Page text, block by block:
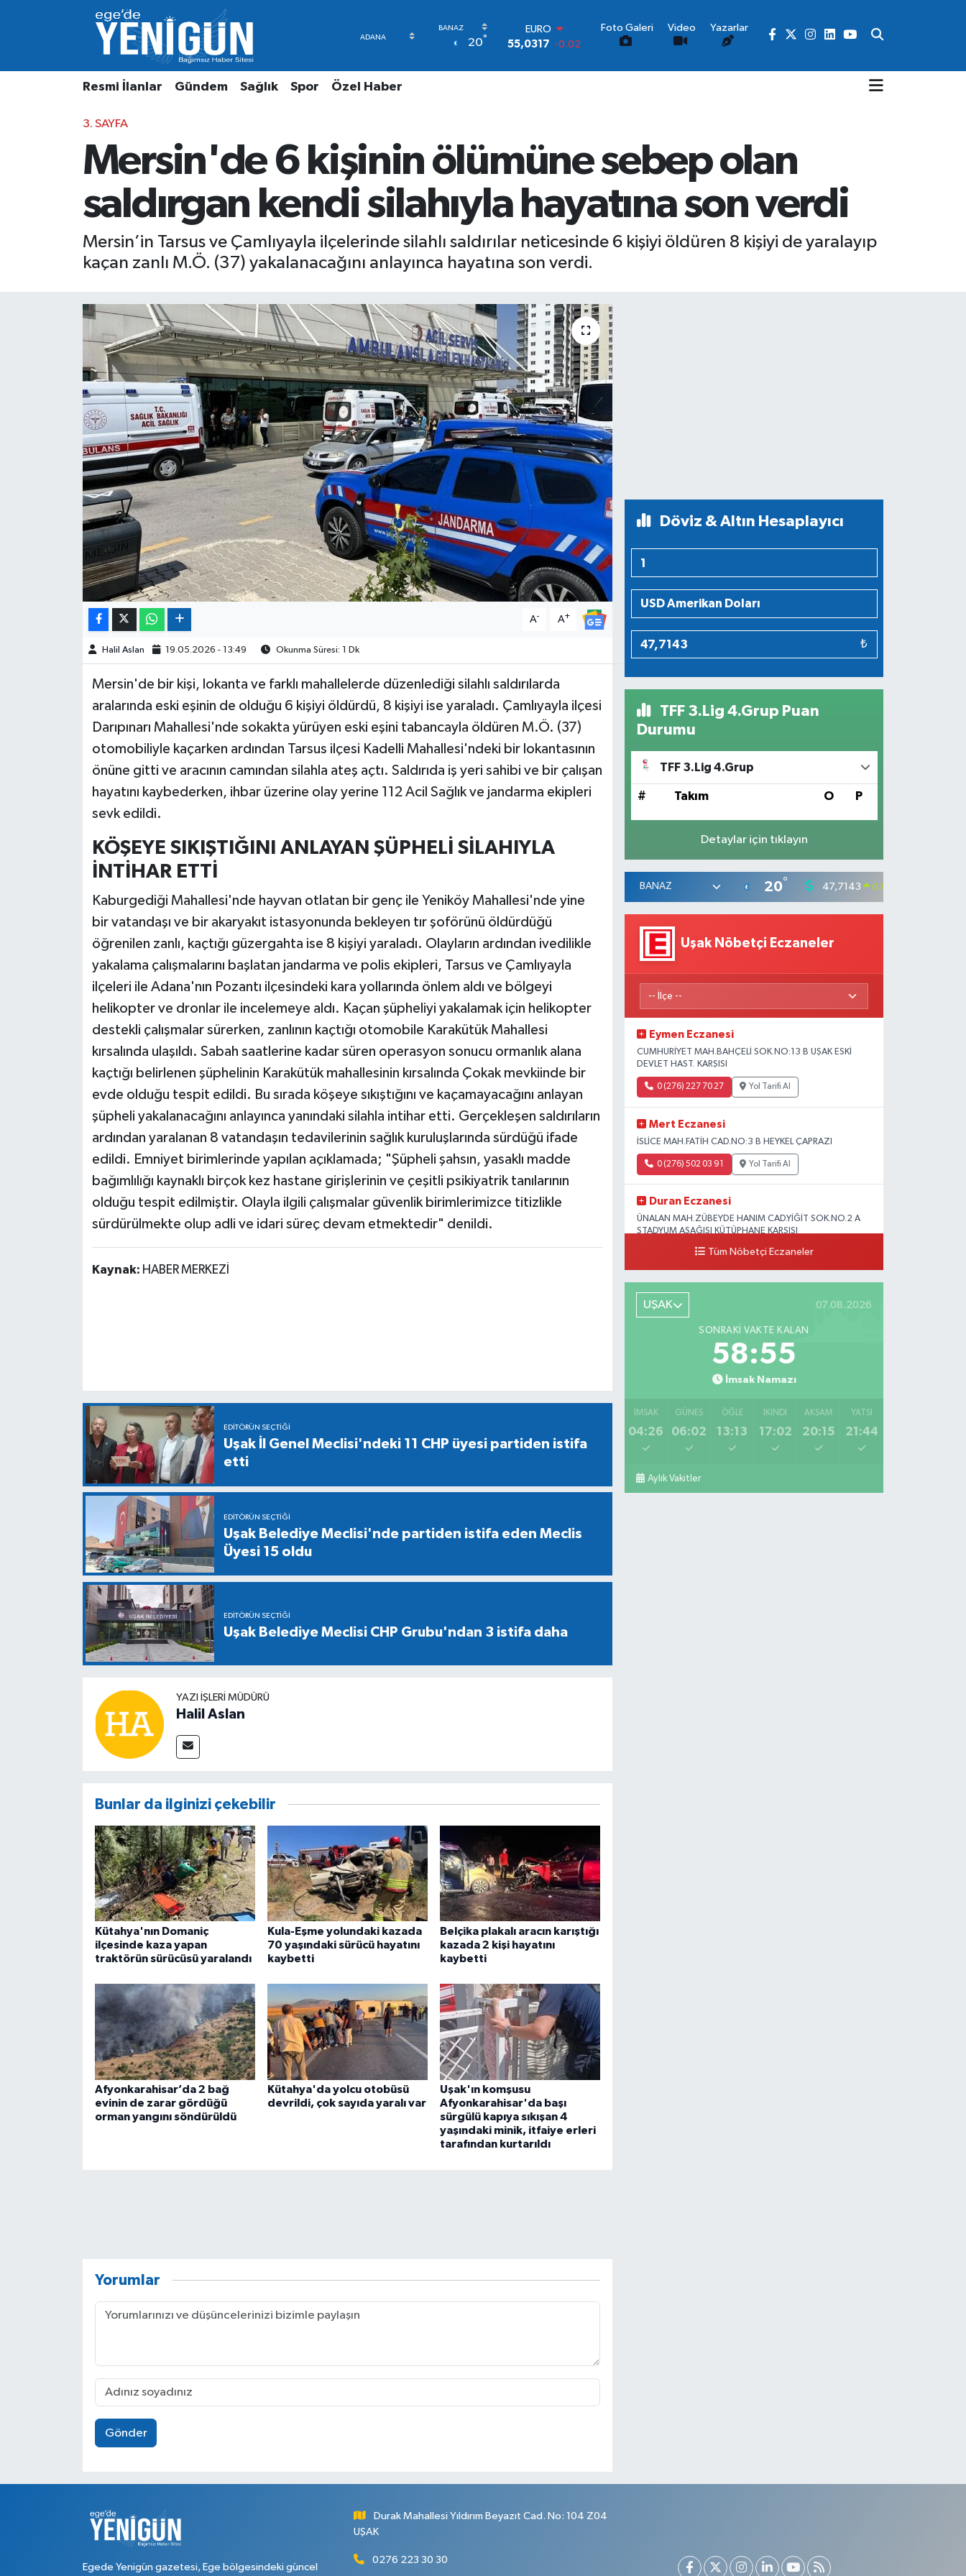
20°
STERLİN
64,2463
0.07
6510.40 0.45
DOLAR
47,7143
0.16
55,0317 -0.02
Foto Galeri Video Yazarlar
Resmi İlanlar Gündem Sağlık Spor Özel Haber
3. SAYFA
Mersin'de 6 kişinin ölümüne sebep olan
saldırgan kendi silahıyla hayatına son verdi
Mersin’in Tarsus ve Çamlıyayla ilçelerinde silahlı saldırılar neticesinde 6 kişiyi öldüren 8 kişiyi de yaralayıp
kaçan zanlı M.Ö. (37) yakalanacağını anlayınca hayatına son verdi.
A- A+
Halil Aslan 19.05.2026 - 13:49 Okunma Süresi: 1 Dk
Mersin'de bir kişi, lokanta ve farklı mahallelerde düzenlediği silahlı saldırılarda
aralarında eski eşinin de olduğu 6 kişiyi öldürdü, 8 kişiyi ise yaraladı. Çamlıyayla ilçesi
Darıpınarı Mahallesi'nde sokakta yürüyen eski eşini tabancayla öldüren M.Ö. (37)
otomobiliyle kaçarken ardından Tarsus ilçesi Kadelli Mahallesi'ndeki bir lokantasının
önüne gitti ve aracının camından silahla ateş açtı. Saldırıda iş yeri sahibi ve bir çalışan
hayatını kaybederken, ihbar üzerine olay yerine 112 Acil Sağlık ve jandarma ekipleri
sevk edildi.
KÖŞEYE SIKIŞTIĞINI ANLAYAN ŞÜPHELİ SİLAHIYLA
İNTİHAR ETTİ
Kaburgediği Mahallesi'nde hayvan otlatan bir genç ile Yeniköy Mahallesi'nde yine
bir vatandaşı ve bir akaryakıt istasyonunda bekleyen tır şoförünü öldürdüğü
öğrenilen zanlı, kaçtığı güzergahta ise 8 kişiyi yaraladı. Olayların ardından ivedilikle
yakalama çalışmalarını başlatan jandarma ve polis ekipleri, Tarsus ve Çamlıyayla
ilçeleri ile Adana'nın Pozantı ilçesindeki kara yollarında önlem aldı ve bölgeyi
helikopter ve dronlar ile incelemeye aldı. Kaçan şüpheliyi yakalamak için helikopter
destekli çalışmalar sürerken, zanlının kaçtığı otomobile Karakütük Mahallesi
kırsalında ulaşıldı. Sabah saatlerine kadar süren operasyon sonucu ormanlık alana
kaçtığı belirlenen şüphelinin Karakütük mahallesinin kırsalında Çokak mevkiinde bir
evde olduğu tespit edildi. Bu sırada köşeye sıkıştığını ve kaçamayacağını anlayan
şüpheli yakalanacağını anlayınca yanındaki silahla intihar etti. Gerçekleşen saldırıların
ardından yaralanan 8 vatandaşın tedavilerinin sağlık kuruluşlarında sürdüğü ifade
edildi. Emniyet birimlerinde yapılan açıklamada; "Şüpheli şahsın, yasaklı madde
bağımlılığı kaynaklı birçok kez hastane girişlerinin ve çeşitli psikiyatrik tanılarının
olduğu tespit edilmiştir. Olayla ilgili çalışmalar güvenlik birimlerimizce titizlikle
sürdürülmekte olup adli ve idari süreç devam etmektedir" denildi.
Kaynak: HABER MERKEZİ
EDITÖRÜN SEÇTIĞI
Uşak İl Genel Meclisi'ndeki 11 CHP üyesi partiden istifa
etti
EDITÖRÜN SEÇTIĞI
Uşak Belediye Meclisi'nde partiden istifa eden Meclis
Üyesi 15 oldu
EDITÖRÜN SEÇTIĞI
Uşak Belediye Meclisi CHP Grubu'ndan 3 istifa daha
YAZI İŞLERİ MÜDÜRÜ
Halil Aslan
Bunlar da ilginizi çekebilir
Kütahya'nın Domaniç
ilçesinde kaza yapan
traktörün sürücüsü yaralandı
Kula-Eşme yolundaki kazada
70 yaşındaki sürücü hayatını
kaybetti
Belçika plakalı aracın karıştığı
kazada 2 kişi hayatını
kaybetti
Afyonkarahisar’da 2 bağ
evinin de zarar gördüğü
orman yangını söndürüldü
Kütahya'da yolcu otobüsü
devrildi, çok sayıda yaralı var
Uşak'ın komşusu
Afyonkarahisar'da başı
sürgülü kapıya sıkışan 4
yaşındaki minik, itfaiye erleri
tarafından kurtarıldı
Yorumlar
Gönder
Döviz & Altın Hesaplayıcı
₺
TFF 3.Lig 4.Grup Puan
Durumu
TFF 3.Lig 4.Grup
# Takım O P
Detaylar için tıklayın
20° 47,7143 0.16
Uşak Nöbetçi Eczaneler
Eymen Eczanesi
CUMHURİYET MAH.BAHÇELİ SOK.NO:13 B UŞAK ESKİ
DEVLET HAST. KARŞISI
0 (276) 227 70 27 Yol Tarifi Al
Mert Eczanesi
İSLİCE MAH.FATİH CAD.NO:3 B HEYKEL ÇAPRAZI
0 (276) 502 03 91 Yol Tarifi Al
Duran Eczanesi
ÜNALAN MAH.ZÜBEYDE HANIM CAD.YİĞİT SOK.NO.2 A
STADYUM AŞAĞISI KÜTÜPHANE KARŞISI
0 (276) 224 51 77 Yol Tarifi Al
Tüm Nöbetçi Eczaneler
UŞAK 07.08.2026
SONRAKI VAKTE KALAN
58:54
İmsak Namazı
İMSAK
04:26
GÜNEŞ
06:02
ÖĞLE
13:13
İKINDI
17:02
AKŞAM
20:15
YATSI
21:44
Aylık Vakitler
Egede Yenigün gazetesi, Ege bölgesindeki güncel
Durak Mahallesi Yıldırım Beyazıt Cad. No: 104 Z04
UŞAK
0276 223 30 30
Resmi İlanlar
Gündem
Özel Haber
Beyoğlu Nöbetçi Eczaneler
Beyoğlu Hava Durumu
Beyoğlu Trafik Yoğunluk Haritası
Süper Lig Puan Durumu ve Fikstür
Tüm Manşetler
Son Dakika Haberleri
Haber Arşivi